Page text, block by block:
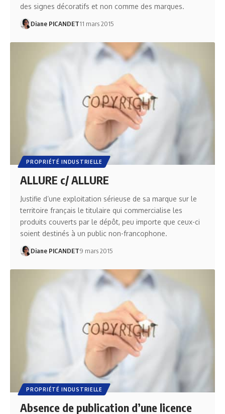
des signes décoratifs et non comme des marques.
Diane PICANDET11 mars 2015
PROPRIÉTÉ INDUSTRIELLE
ALLURE c/ ALLURE
Justifie d’une exploitation sérieuse de sa marque sur le
territoire français le titulaire qui commercialise les
produits couverts par le dépôt, peu importe que ceux-ci
soient destinés à un public non-francophone.
Diane PICANDET9 mars 2015
PROPRIÉTÉ INDUSTRIELLE
Absence de publication d’une licence